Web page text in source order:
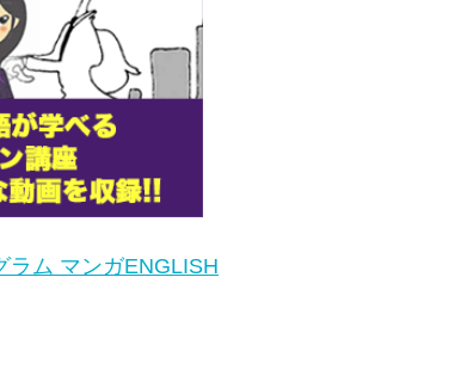
ラム マンガENGLISH